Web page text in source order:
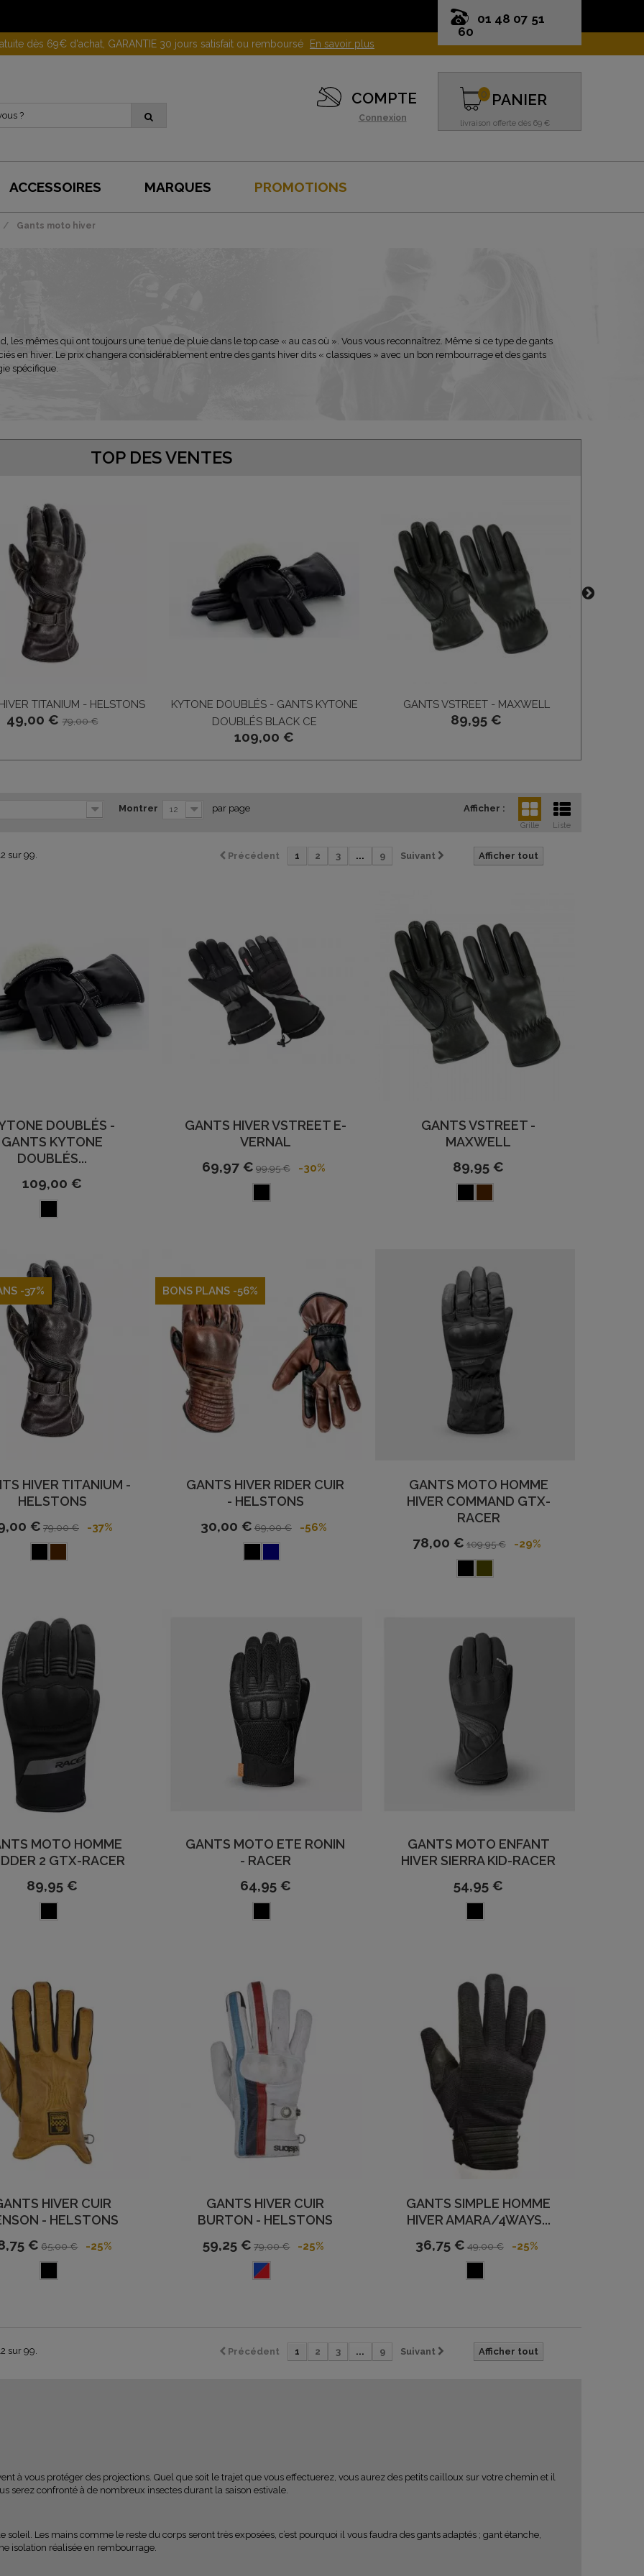
01 48 07 51
60
dès 69€ d'achat, GARANTIE 30 jours satisfait ou remboursé En savoir plus
COMPTE
Connexion
PANIER
livraison offerte dès 69 €
0
ACCESSOIRES MARQUES PROMOTIONS
Gants moto hiver
les mêmes qui ont toujours une tenue de pluie dans le top case « au cas où ». Vous vous reconnaîtrez. Même si ce type de gants
en hiver. Le prix changera considérablement entre des gants hiver dits « classiques » avec un bon rembourrage et des gants
spécifique.
TOP DES VENTES
TITANIUM - HELSTONS
49,00 €79,00 €
KYTONE DOUBLÉS - GANTS KYTONE
DOUBLÉS BLACK CE
109,00 €
GANTS VSTREET - MAXWELL
89,95 €
Afficher :
Grille Liste
Montrer 12 par page
Afficher tout
Précédent 1 2 3 ... 9 Suivant
sur 99.
DOUBLÉS -
GANTS KYTONE
DOUBLÉS...
109,00 €
GANTS HIVER VSTREET E-
VERNAL
69,97 € 99,95 € -30%
GANTS VSTREET -
MAXWELL
89,95 €
-37%
HIVER TITANIUM -
HELSTONS
€ 79,00 € -37%
BONS PLANS -56%
GANTS HIVER RIDER CUIR
- HELSTONS
30,00 € 69,00 € -56%
GANTS MOTO HOMME
HIVER COMMAND GTX-
RACER
78,00 € 109,95 € -29%
MOTO HOMME
2 GTX-RACER
89,95 €
GANTS MOTO ETE RONIN
- RACER
64,95 €
GANTS MOTO ENFANT
HIVER SIERRA KID-RACER
54,95 €
HIVER CUIR
- HELSTONS
€ 65,00 € -25%
GANTS HIVER CUIR
BURTON - HELSTONS
59,25 € 79,00 € -25%
GANTS SIMPLE HOMME
HIVER AMARA/4WAYS...
36,75 € 49,00 € -25%
Afficher tout
Précédent 1 2 3 ... 9 Suivant
sur 99.
à vous protéger des projections. Quel que soit le trajet que vous effectuerez, vous aurez des petits cailloux sur votre chemin et il
serez confronté à de nombreux insectes durant la saison estivale.
Les mains comme le reste du corps seront très exposées, c’est pourquoi il vous faudra des gants adaptés ; gant étanche,
isolation réalisée en rembourrage.